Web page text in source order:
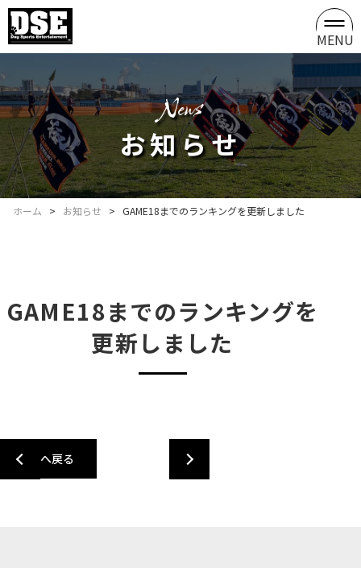
MENU
お知らせ
news
ホーム > お知らせ > GAME18までのランキングを更新しました
GAME18までのランキングを
更新しました
一覧へ戻る